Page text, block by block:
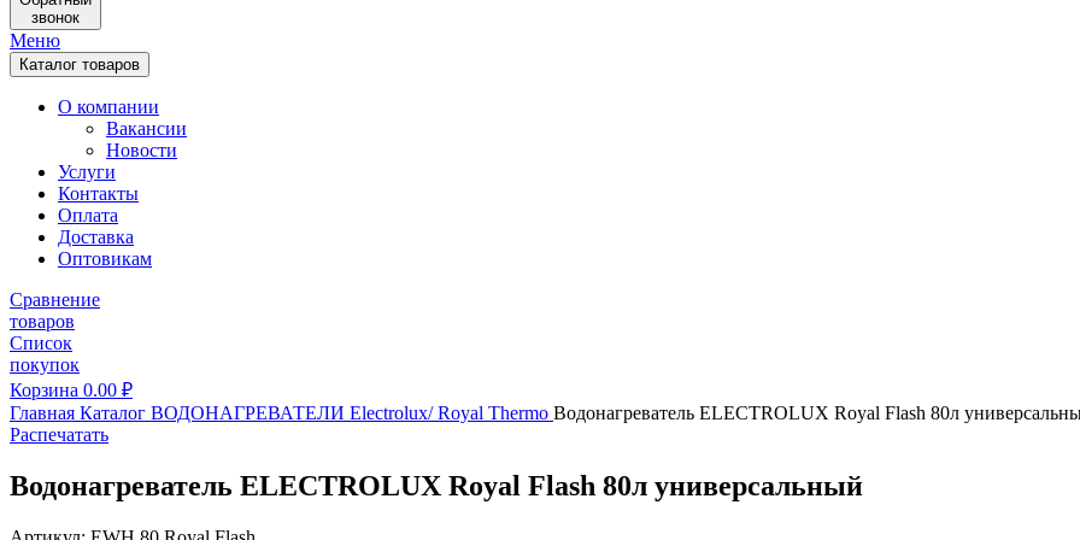
звонок
Меню
Каталог товаров
О компании
Вакансии
Новости
Услуги
Контакты
Оплата
Доставка
Оптовикам
Сравнение
товаров
Список
покупок
Корзина 0.00 ₽
Главная Каталог ВОДОНАГРЕВАТЕЛИ Electrolux/ Royal Thermo Водонагреватель ELECTROLUX Royal Flash 80л
Распечатать
Водонагреватель ELECTROLUX Royal Flash 80л универсальный